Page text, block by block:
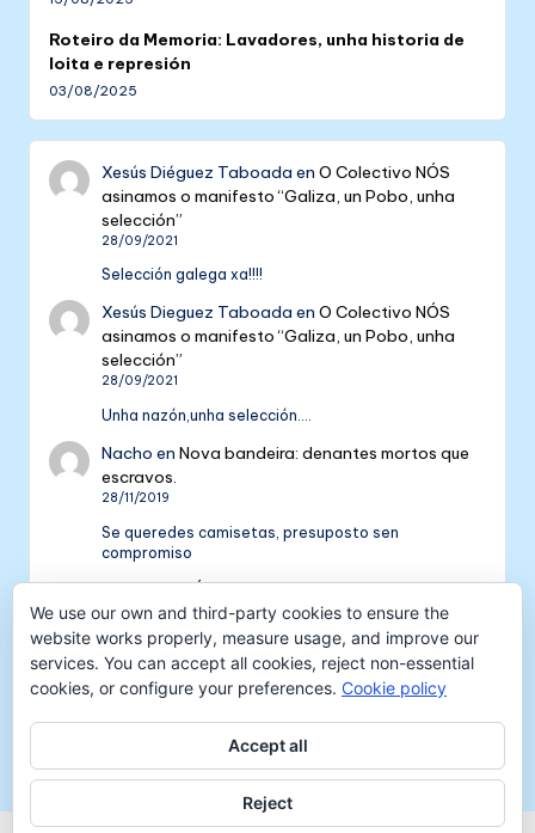
Roteiro da Memoria: Lavadores, unha historia de
loita e represión
03/08/2025
Xesús Diéguez Taboada enO Colectivo NÓS
asinamos o manifesto “Galiza, un Pobo, unha
selección”
28/09/2021
Selección galega xa!!!!
Xesús Dieguez Taboada enO Colectivo NÓS
asinamos o manifesto “Galiza, un Pobo, unha
selección”
28/09/2021
Unha nazón,unha selección....
Nacho enNova bandeira: denantes mortos que
escravos.
28/11/2019
Se queredes camisetas, presuposto sen
compromiso
Colectivo NÓS: 5 anos de galeguismo e celtismo
| Colectivo NósenV Aniversario do Colectivo
NÓS
16/09/2018
[…] mil tempadas máis. E por iso convidámosvos a
We use our own and third-party cookies to ensure the
website works properly, measure usage, and improve our
services. You can accept all cookies, reject non-essential
cookies, or configure your preferences. Cookie policy
Accept all
Reject